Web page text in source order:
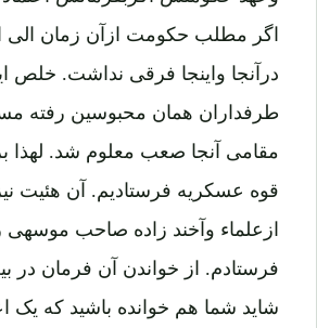
اگر مطلب حکومت ازآن زمان الی
درآنجا واینجا فرقی نداشت. خلص
طرفداران همان محبوسین رفته
مقامی آنجا صعب معلوم شد. لهذا
قوه عسکریه فرستادیم. آن هئیت
ازعلماء وآخند زاده صاحب
فرستادم. از خواندن آن فرمان در
شاید شما هم خوانده باشید که یک